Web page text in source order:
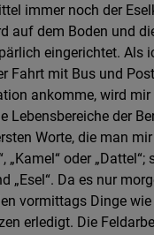
immer noch der
auf dem Boden und
eingerichtet. Als
Fahrt mit Bus und
ankomme, wird
Lebensbereiche der
Worte, die man
„Kamel“ oder
„Esel“. Da es nur
vormittags Dinge
erledigt. Die